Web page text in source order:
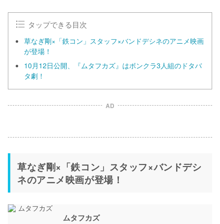
タップできる目次
草なぎ剛×「鉄コン」スタッフ×バンドデシネのアニメ映画
が登場！
10月12日公開、『ムタフカズ』はボンクラ3人組のドタバ
タ劇！
AD
草なぎ剛×「鉄コン」スタッフ×バンドデシ
ネのアニメ映画が登場！
ムタフカズ